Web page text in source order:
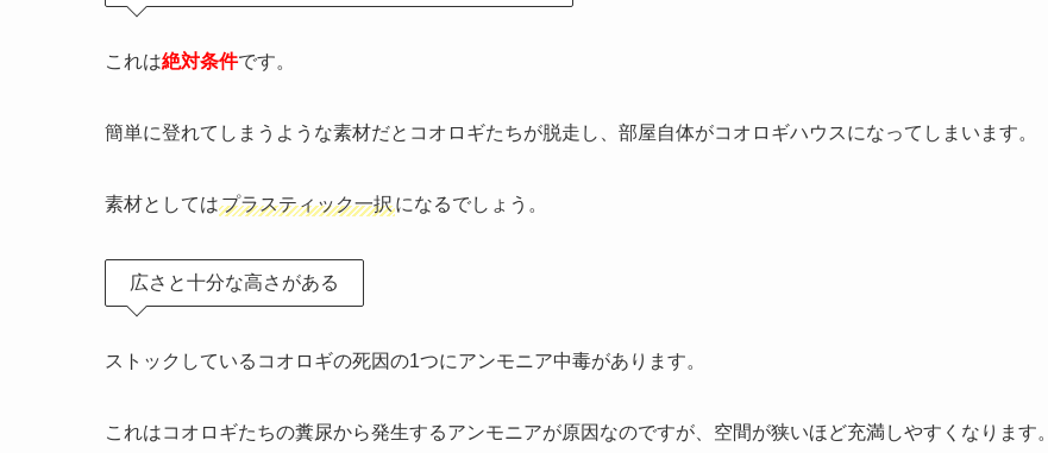
これは絶対条件です。
簡単に登れてしまうような素材だとコオロギたちが脱走し、部屋自体がコオロギハウスになってしまいます。
素材としてはプラスティック一択になるでしょう。
広さと十分な高さがある
ストックしているコオロギの死因の1つにアンモニア中毒があります。
これはコオロギたちの糞尿から発生するアンモニアが原因なのですが、空間が狭いほど充満しやすくなります。